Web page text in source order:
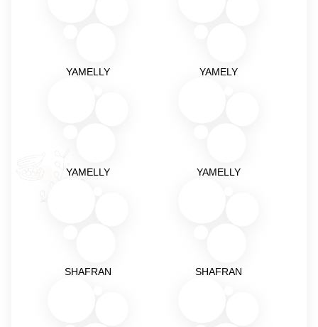
YAMELLY YAMELY
YAMELLY YAMELLY
SHAFRAN SHAFRAN